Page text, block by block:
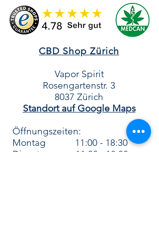
sowie zu Herkunft und
Zusammensetzung.
CBD Shop Zürich
Vapor Spirit
Rosengartenstr. 3
8037 Zürich​
Standort auf Google Maps
Öffnungszeiten:
Montag
11:00 - 18:30
Dienstag 11:00 - 18:30